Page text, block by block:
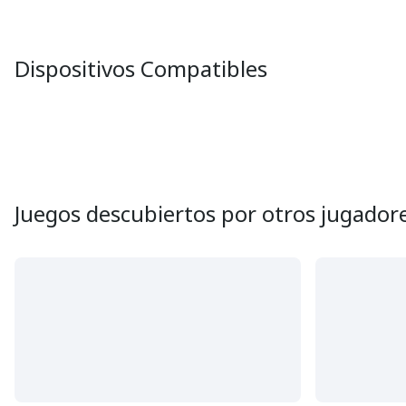
Dispositivos Compatibles
Juegos descubiertos por otros